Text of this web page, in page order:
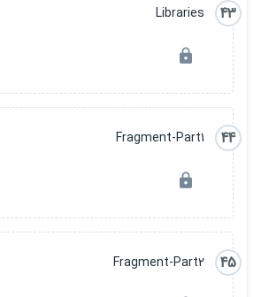
43
Libraries
44
Fragment-Part1
45
Fragment-Part2